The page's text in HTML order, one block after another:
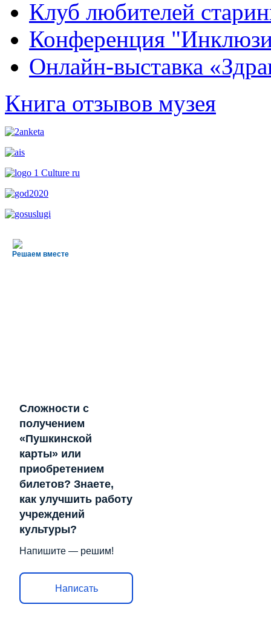
Клуб любителей
Конференция
Онлайн-выставка
Книга отзывов музея
Решаем вместе
Сложности с
получением
«Пушкинской
карты» или
приобретением
билетов? Знаете,
как улучшить работу
учреждений
культуры?
Напишите — решим!
Написать